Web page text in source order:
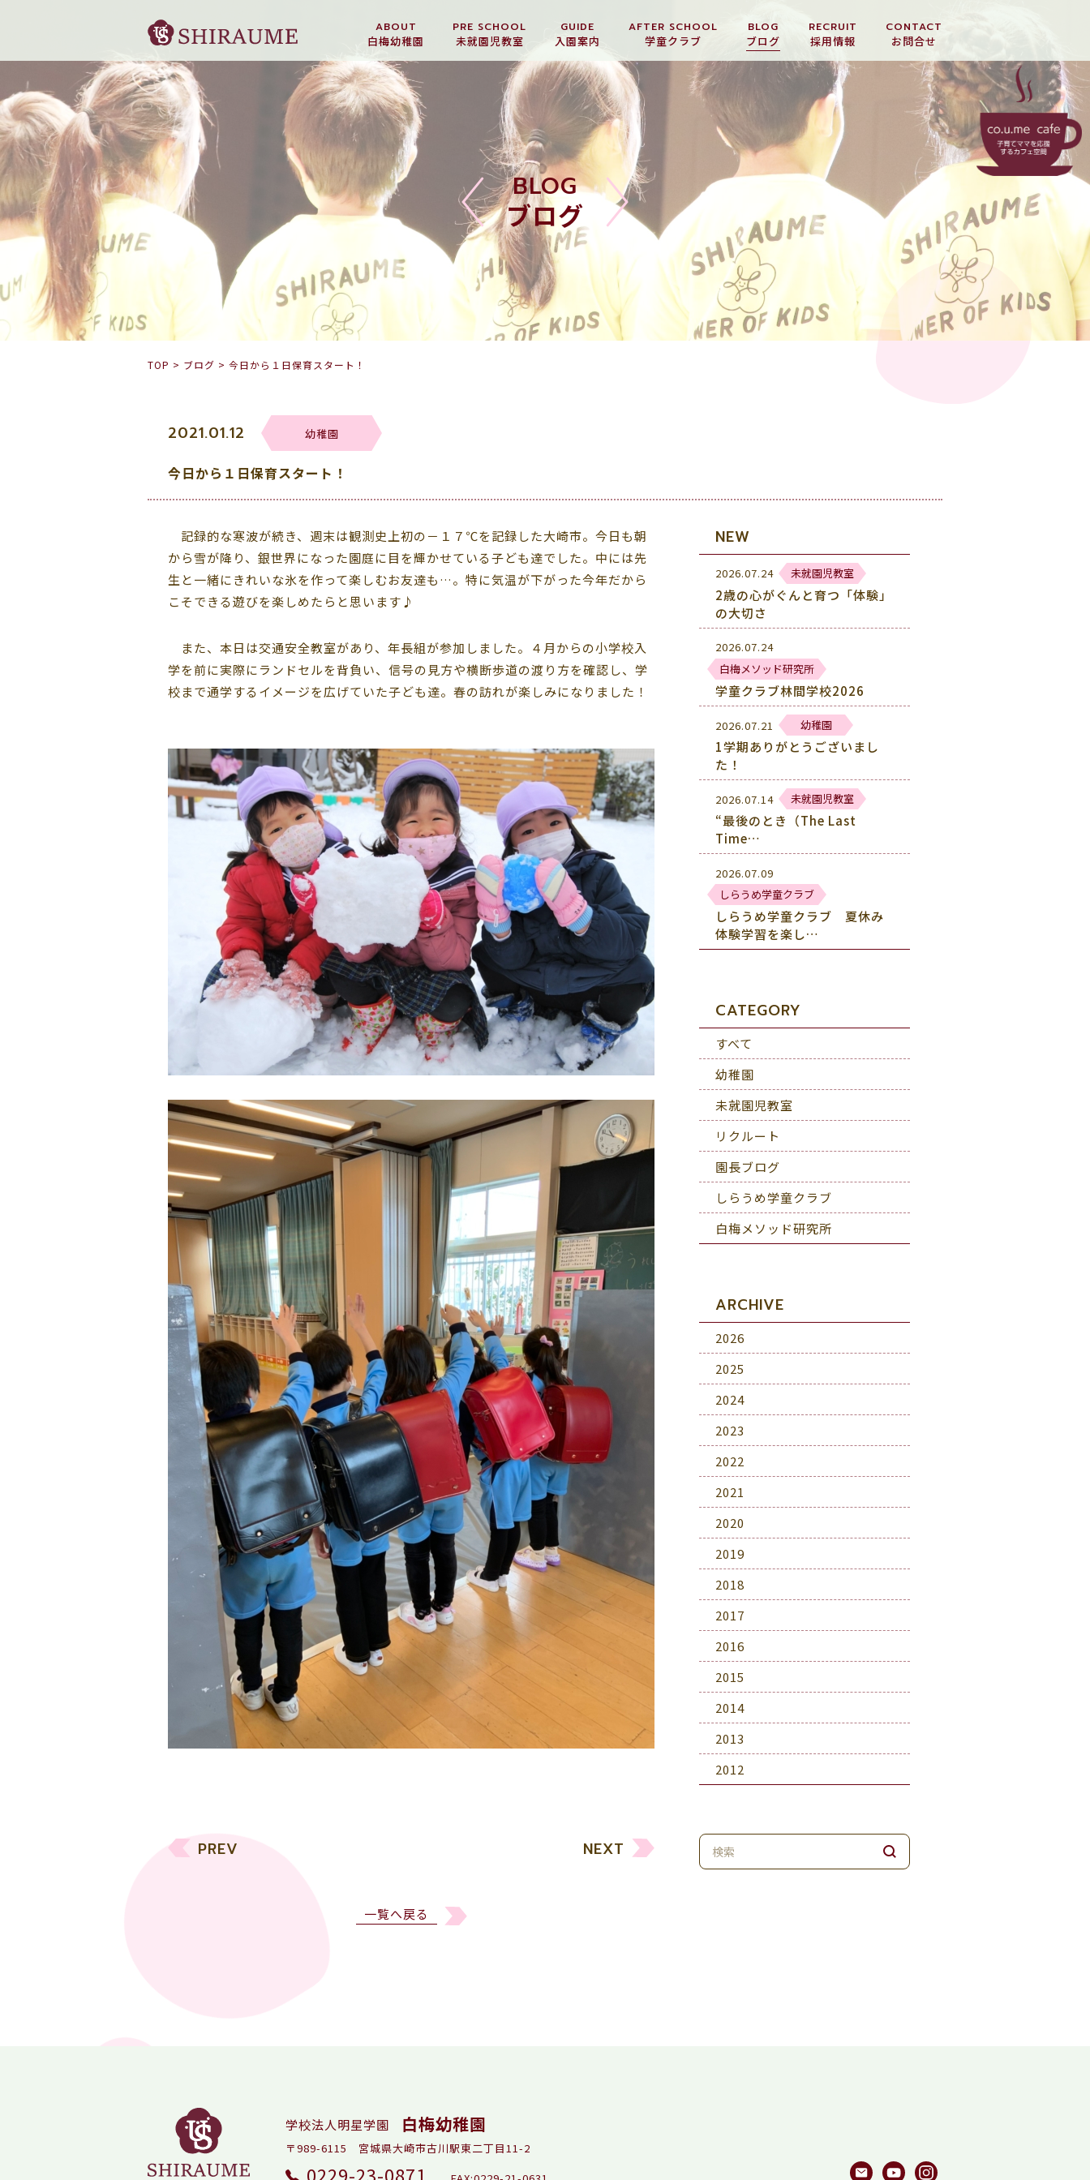
ABOUT
白梅幼稚園
PRE SCHOOL
未就園児教室
GUIDE
入園案内
AFTER SCHOOL
学童クラブ
BLOG
ブログ
RECRUIT
採用情報
CONTACT
お問合せ
BLOG
ブログ
TOP > ブログ > 今日から１日保育スタート！
2021.01.12 幼稚園
今日から１日保育スタート！
記録的な寒波が続き、週末は観測史上初の－１７℃を記録した大崎市。今日も朝
から雪が降り、銀世界になった園庭に目を輝かせている子ども達でした。中には先
生と一緒にきれいな氷を作って楽しむお友達も…。特に気温が下がった今年だから
こそできる遊びを楽しめたらと思います♪
また、本日は交通安全教室があり、年長組が参加しました。４月からの小学校入
学を前に実際にランドセルを背負い、信号の見方や横断歩道の渡り方を確認し、学
校まで通学するイメージを広げていた子ども達。春の訪れが楽しみになりました！
PREV NEXT
一覧へ戻る
NEW
2026.07.24 未就園児教室
2歳の心がぐんと育つ「体験」
の大切さ
2026.07.24
白梅メソッド研究所
学童クラブ林間学校2026
2026.07.21 幼稚園
1学期ありがとうございまし
た！
2026.07.14 未就園児教室
“最後のとき（The Last
Time…
2026.07.09
しらうめ学童クラブ
しらうめ学童クラブ 夏休み
体験学習を楽し…
CATEGORY
すべて
幼稚園
未就園児教室
リクルート
園長ブログ
しらうめ学童クラブ
白梅メソッド研究所
ARCHIVE
2026
2025
2024
2023
2022
2021
2020
2019
2018
2017
2016
2015
2014
2013
2012
学校法人明星学園 白梅幼稚園
〒989-6115 宮城県大崎市古川駅東二丁目11-2
0229-23-0871